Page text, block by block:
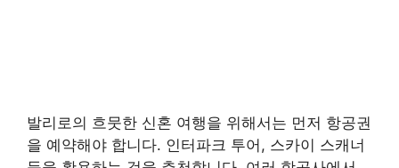
발리로의 흐뭇한 신혼 여행을 위해서는 먼저 항공권
을 예약해야 합니다. 인터파크 투어, 스카이 스캐너